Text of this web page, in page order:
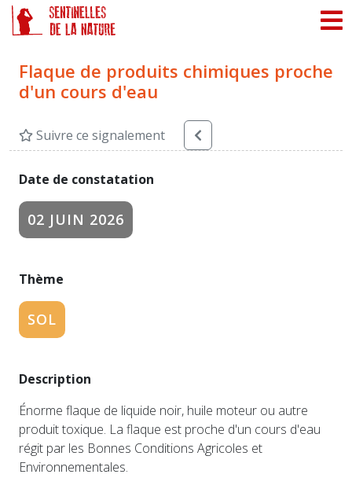
Flaque de produits chimiques proche
d'un cours d'eau
Suivre ce signalement
Date de constatation
02 JUIN 2026
Thème
SOL
Description
Énorme flaque de liquide noir, huile moteur ou autre
produit toxique. La flaque est proche d'un cours d'eau
régit par les Bonnes Conditions Agricoles et
Environnementales.
Panneau de gestion des cookies